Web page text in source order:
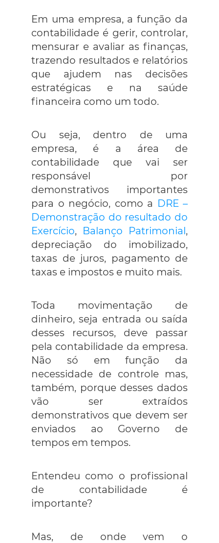
Em uma empresa, a função da
contabilidade é gerir, controlar,
mensurar e avaliar as finanças,
trazendo resultados e relatórios
que ajudem nas decisões
estratégicas e na saúde
financeira como um todo.
Ou seja, dentro de uma
empresa, é a área de
contabilidade que vai ser
responsável por
demonstrativos importantes
para o negócio, como a DRE –
Demonstração do resultado do
Exercício, Balanço Patrimonial,
depreciação do imobilizado,
taxas de juros, pagamento de
taxas e impostos e muito mais.
Toda movimentação de
dinheiro, seja entrada ou saída
desses recursos, deve passar
pela contabilidade da empresa.
Não só em função da
necessidade de controle mas,
também, porque desses dados
vão ser extraídos
demonstrativos que devem ser
enviados ao Governo de
tempos em tempos.
Entendeu como o profissional
de contabilidade é
importante?
Mas, de onde vem o